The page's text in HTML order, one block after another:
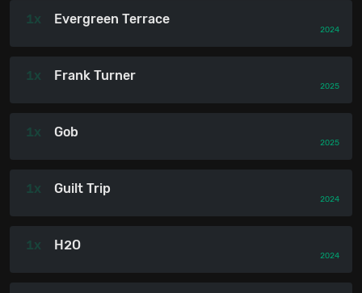
1x Evergreen Terrace
2024
1x Frank Turner
2025
1x Gob
2025
1x Guilt Trip
2024
1x H2O
2024